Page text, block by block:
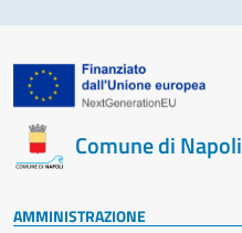
Comune di Napoli
AMMINISTRAZIONE